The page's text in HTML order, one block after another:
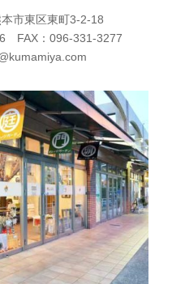
市東区東町3-2-18
FAX：096-331-3277